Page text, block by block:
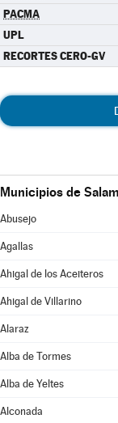
PACMA
UPL
RECORTES CERO-GV
Municipios de
Abusejo
Agallas
Ahigal de los Aceiteros
Ahigal de Villarino
Alaraz
Alba de Tormes
Alba de Yeltes
Alconada